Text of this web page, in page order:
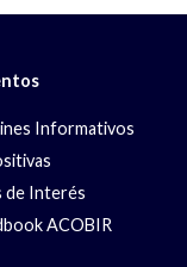
Informativos
de Interés
ACOBIR